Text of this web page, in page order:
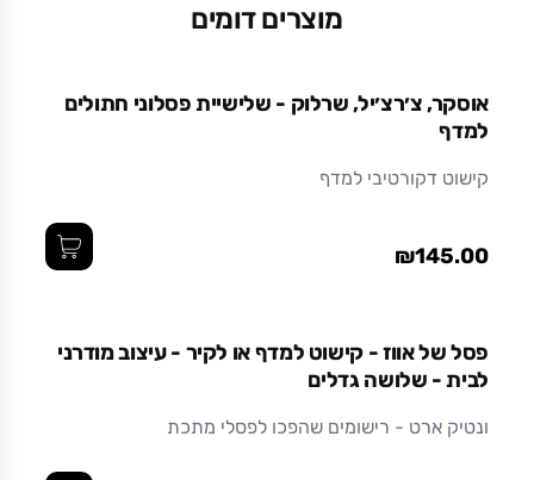
חומר
קרמיקה
מוצרים דומים
אוסקר, צ׳רצ׳יל, שרלוק - שלישיית פסלוני חתולים
למדף
קישוט דקורטיבי למדף
₪145.00
פסל של אווז - קישוט למדף או לקיר - עיצוב מודרני
לבית - שלושה גדלים
ונטיק ארט - רישומים שהפכו לפסלי מתכת